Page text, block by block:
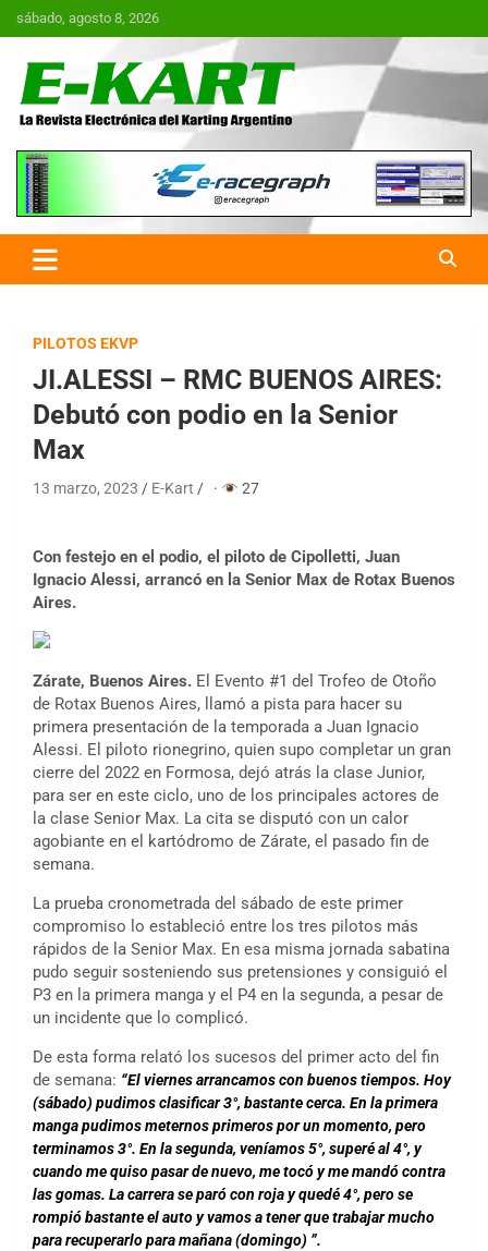
Saltar
al
sábado, agosto 8, 2026
E-Kart.com.ar | La Revista
Electrónica del Karting en
Argentina
PILOTOS EKVP
JI.ALESSI – RMC BUENOS AIRES:
Debutó con podio en la Senior
Max
13 marzo, 2023 E-Kart · 27
Con festejo en el podio, el piloto de Cipolletti, Juan
Ignacio Alessi, arrancó en la Senior Max de Rotax Buenos
Aires.
Zárate, Buenos Aires. El Evento #1 del Trofeo de Otoño
de Rotax Buenos Aires, llamó a pista para hacer su
primera presentación de la temporada a Juan Ignacio
Alessi. El piloto rionegrino, quien supo completar un gran
cierre del 2022 en Formosa, dejó atrás la clase Junior,
para ser en este ciclo, uno de los principales actores de
la clase Senior Max. La cita se disputó con un calor
agobiante en el kartódromo de Zárate, el pasado fin de
semana.
La prueba cronometrada del sábado de este primer
compromiso lo estableció entre los tres pilotos más
rápidos de la Senior Max. En esa misma jornada sabatina
pudo seguir sosteniendo sus pretensiones y consiguió el
P3 en la primera manga y el P4 en la segunda, a pesar de
un incidente que lo complicó.
De esta forma relató los sucesos del primer acto del fin
de semana: “El viernes arrancamos con buenos tiempos. Hoy
(sábado) pudimos clasificar 3°, bastante cerca. En la primera
manga pudimos meternos primeros por un momento, pero
terminamos 3°. En la segunda, veníamos 5°, superé al 4°, y
cuando me quiso pasar de nuevo, me tocó y me mandó contra
las gomas. La carrera se paró con roja y quedé 4°, pero se
rompió bastante el auto y vamos a tener que trabajar mucho
para recuperarlo para mañana (domingo) ”.